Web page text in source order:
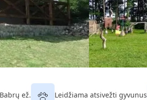
ež. Leidžiama atsivežti gyvunus